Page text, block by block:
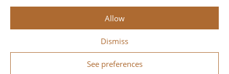
Allow
Dismiss
See preferences
NEWS
Monin 2022 All rights reserved
Drink responsibly.
Designed byBastien Figuié